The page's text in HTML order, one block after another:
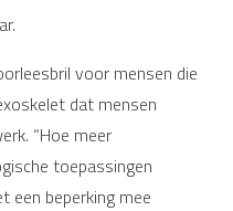
voor mensen die
dat mensen
“Hoe meer
toepassingen
een beperking mee